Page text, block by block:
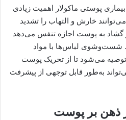
پوستی ماکولار اهمیت زیادی
خارش و التهاب را تشدید
گشاد به پوست اجازه تنفس می‌دهد
شست‌وشوی لباس‌ها با مواد
توصیه می‌شود تا از تحریک پوست
به‌طور قابل توجهی از پیشرفت
ذهن بر پوست